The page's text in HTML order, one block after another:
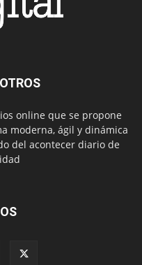
online que se propone
moderna, ágil y dinámica
del acontecer diario de